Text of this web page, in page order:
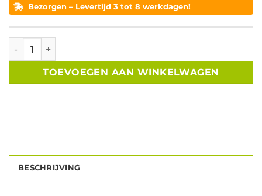
Bezorgen – Levertijd 3 tot 8 werkdagen!
Douglas tuinplank 16x140x4000 mm geschaafd aantal
TOEVOEGEN AAN WINKELWAGEN
BESCHRIJVING